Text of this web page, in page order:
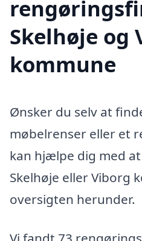
Skelhøje og
kommune
Ønsker du selv at
møbelrenser eller et
kan hjælpe dig med
Skelhøje eller Viborg
oversigten herunder.